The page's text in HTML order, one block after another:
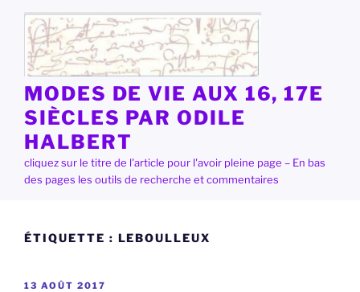
contenu
principal
MODES DE VIE AUX 16, 17E
SIÈCLES PAR ODILE
HALBERT
cliquez sur le titre de l'article pour l'avoir pleine page – En bas
des pages les outils de recherche et commentaires
ÉTIQUETTE : LEBOULLEUX
PUBLIÉ
13 AOÛT 2017